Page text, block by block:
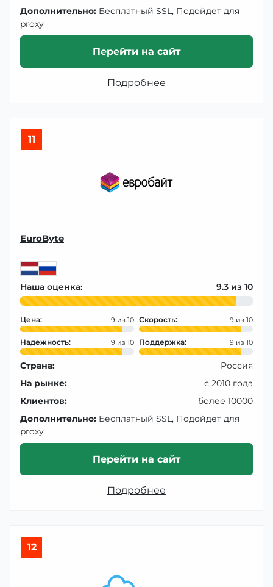
Дополнительно: Бесплатный SSL, Подойдет для
proxy
Перейти на сайт
Подробнее
11
EuroByte
Наша оценка: 9.3
Цена: 9 Скорость: 9
Надежность: 9 Поддержка: 9
Страна:
Россия
На рынке:
с 2010 года
Клиентов:
более 10000
Дополнительно: Бесплатный SSL, Подойдет для
proxy
Перейти на сайт
Подробнее
12